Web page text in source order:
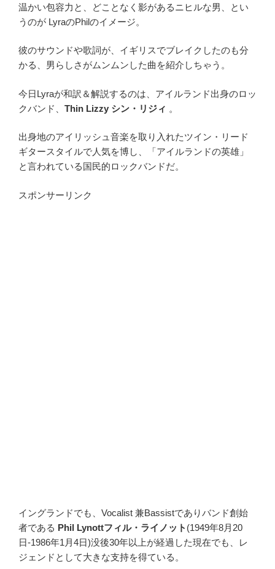
温かい包容力と、どことなく影があるニヒルな男、とい
うのが LyraのPhilのイメージ。
彼のサウンドや歌詞が、イギリスでブレイクしたのも分
かる、男らしさがムンムンした曲を紹介しちゃう。
今日Lyraが和訳＆解説するのは、アイルランド出身のロッ
クバンド、 Thin Lizzy シン・リジィ 。
出身地のアイリッシュ音楽を取り入れたツイン・リード
ギタースタイルで人気を博し、「アイルランドの英雄」
と言われている国民的ロックバンドだ。
スポンサーリンク
イングランドでも、Vocalist 兼Bassistでありバンド創始
者である Phil Lynottフィル・ライノット (1949年8月20
日-1986年1月4日)没後30年以上が経過した現在でも、レ
ジェンドとして大きな支持を得ている。